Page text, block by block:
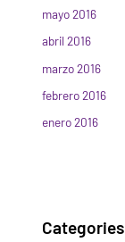
mayo 2016
abril 2016
marzo 2016
febrero 2016
enero 2016
Categories